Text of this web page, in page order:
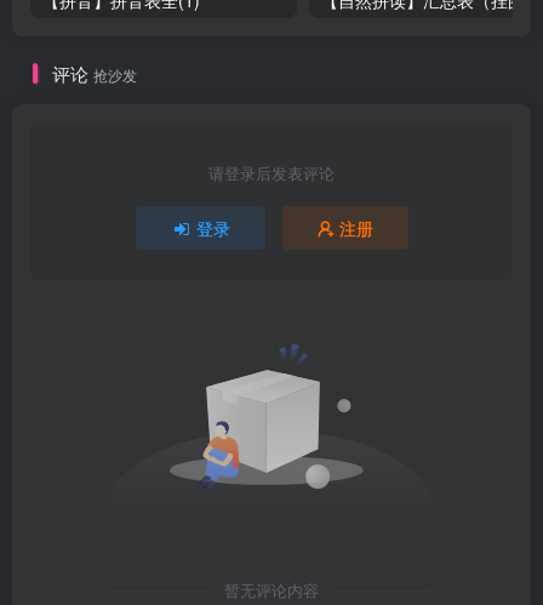
评论 抢沙发
请登录后发表评论
登录 注册
暂无评论内容